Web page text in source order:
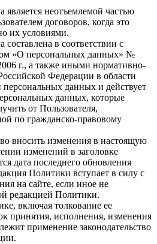
является неотъемлемой частью
договоров, когда это
их условиями.
в соответствии с
«О персональных данных» №
г., а также иными нормативно-
Федерации в области
данных и действует
данных, которые
от Пользователя,
по гражданско-правовому
вносить изменения в настоящую
изменений в заголовке
дата последнего обновления
Политики вступает в силу с
на сайте, если иное не
редакцией Политики.
включая толкование ее
принятия, исполнения, изменения
применение законодательство